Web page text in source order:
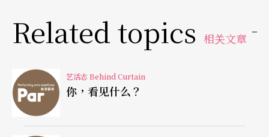
机车顺便补贴车资，虽然最后还是倒贴油钱，「演
观众说基隆……」
演出气氛的渲染沉浸，从进场就开「演」
Related topics 相关文章
艺活志 Behind Curtain
你，看见什么？